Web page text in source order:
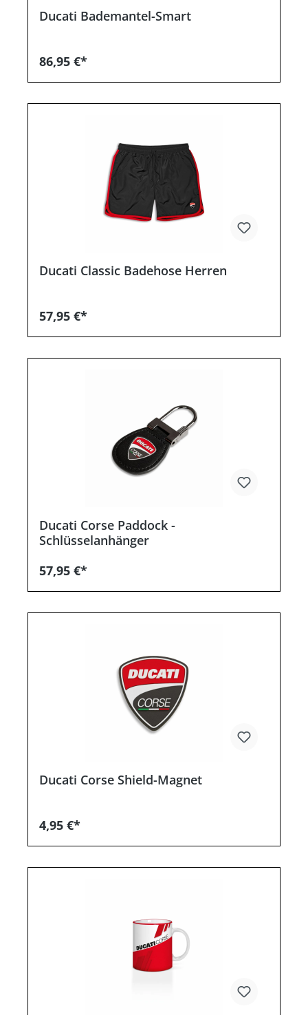
Ducati Bademantel-Smart
86,95 €*
Ducati Classic Badehose Herren
57,95 €*
Ducati Corse Paddock -
Schlüsselanhänger
57,95 €*
Ducati Corse Shield-Magnet
4,95 €*